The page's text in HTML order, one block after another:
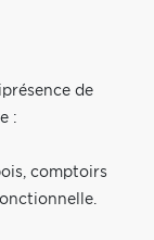
de
:
comptoirs